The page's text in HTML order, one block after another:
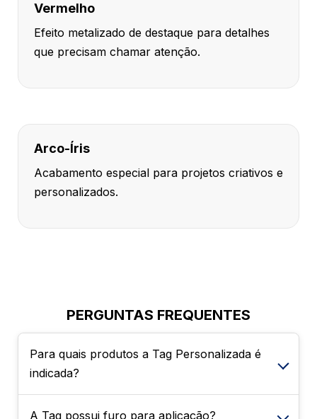
Vermelho
Efeito metalizado de destaque para detalhes
que precisam chamar atenção.
Arco-Íris
Acabamento especial para projetos criativos e
personalizados.
PERGUNTAS FREQUENTES
Para quais produtos a Tag Personalizada é
indicada?
A Tag possui furo para aplicação?